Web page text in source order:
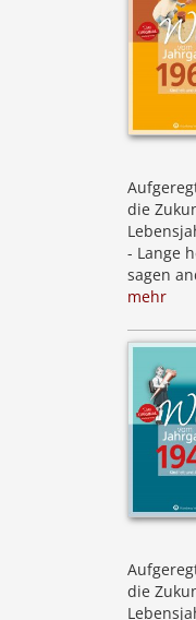
die
- Lange
sagen
mehr
die